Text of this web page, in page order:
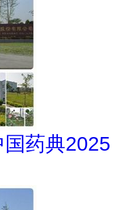
药典2025